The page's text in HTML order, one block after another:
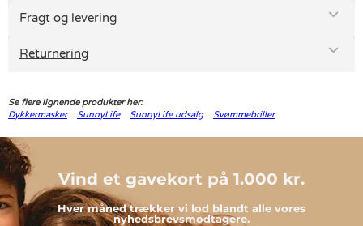
Fragt og levering
Returnering
Se flere lignende produkter her:
Dykkermasker
SunnyLife SunnyLife udsalg Svømmebriller
Vind et gavekort på 1.000 kr.
Hver måned trækker vi lod blandt alle vores
nyhedsbrevsmodtagere.